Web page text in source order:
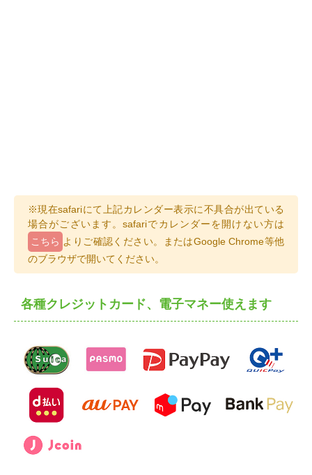
※現在safariにて上記カレンダー表示に不具合が出ている
場合がございます。safariでカレンダーを開けない方は
こちら よりご確認ください。またはGoogle Chrome等他
のブラウザで開いてください。
各種クレジットカード、電子マネー使えます